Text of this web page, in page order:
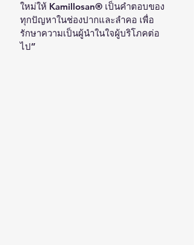
ใหม่ให้ Kamillosan® เป็นคำตอบของ
ทุกปัญหาในช่องปากและลำคอ เพื่อ
รักษาความเป็นผู้นำในใจผู้บริโภคต่อ
ไป”